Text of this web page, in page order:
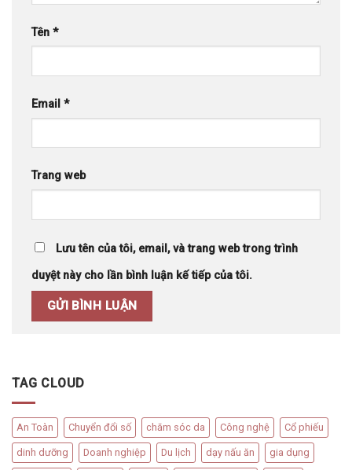
Tên *
Email *
Trang web
Lưu tên của tôi, email, và trang web trong trình
duyệt này cho lần bình luận kế tiếp của tôi.
TAG CLOUD
An Toàn Chuyển đổi số chăm sóc da Công nghệ Cổ phiếu
dinh dưỡng Doanh nghiệp Du lịch dạy nấu ăn gia dụng